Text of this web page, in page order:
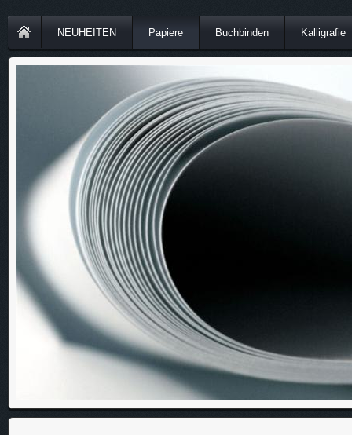
NEUHEITEN Papiere Buchbinden Kalligrafie